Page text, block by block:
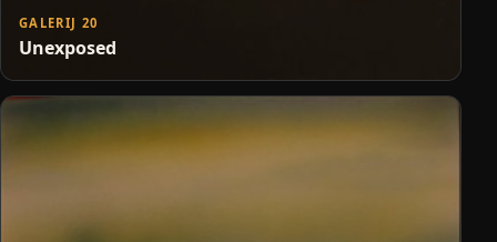
GALERIJ 20
Unexposed